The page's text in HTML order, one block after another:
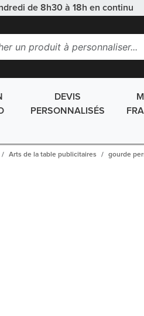
de 8h30 à 18h en continu
DEVIS
PERSONNALISÉS
Arts de la table publicitaires gourde